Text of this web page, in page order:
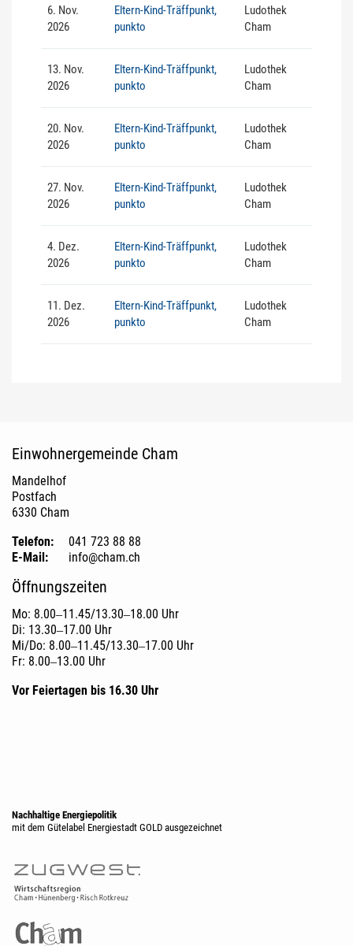
6. Nov.
2026
Eltern-Kind-Träffpunkt,
punkto
Ludothek
Cham
13. Nov.
2026
Eltern-Kind-Träffpunkt,
punkto
Ludothek
Cham
20. Nov.
2026
Eltern-Kind-Träffpunkt,
punkto
Ludothek
Cham
27. Nov.
2026
Eltern-Kind-Träffpunkt,
punkto
Ludothek
Cham
4. Dez.
2026
Eltern-Kind-Träffpunkt,
punkto
Ludothek
Cham
11. Dez.
2026
Eltern-Kind-Träffpunkt,
punkto
Ludothek
Cham
Einwohnergemeinde Cham
Mandelhof
Postfach
6330 Cham
Telefon:
041 723 88 88
E-Mail:
info@cham.ch
Öffnungszeiten
Mo: 8.00‒11.45/13.30‒18.00 Uhr
Di: 13.30‒17.00 Uhr
Mi/Do: 8.00‒11.45/13.30‒17.00 Uhr
Fr: 8.00‒13.00 Uhr
Vor Feiertagen bis 16.30 Uhr
Nachhaltige Energiepolitik
mit dem Gütelabel Energiestadt GOLD ausgezeichnet